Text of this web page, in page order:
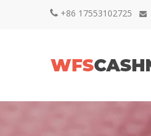
 +86 17553102725 